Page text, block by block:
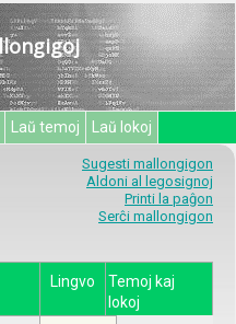
Laŭ temoj Laŭ lokoj
Sugesti mallongigon
Aldoni al legosignoj
Printi la paĝon
Serĉi mallongigon
Lingvo
Temoj kaj
lokoj